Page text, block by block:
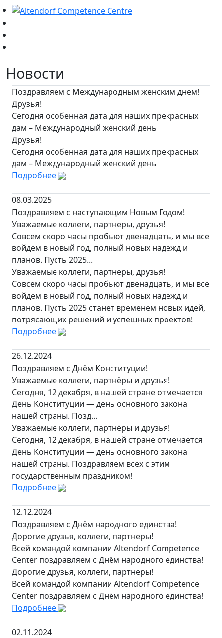
Новости
Поздравляем с Международным женским днем!
Друзья!
Сегодня особенная дата для наших прекрасных
дам – Международный женский день
Друзья!
Сегодня особенная дата для наших прекрасных
дам – Международный женский день
Подробнее
08.03.2025
Поздравляем с наступающим Новым Годом!
Уважаемые коллеги, партнеры, друзья!
Совсем скоро часы пробьют двенадцать, и мы все
войдем в новый год, полный новых надежд и
планов. Пусть 2025...
Уважаемые коллеги, партнеры, друзья!
Совсем скоро часы пробьют двенадцать, и мы все
войдем в новый год, полный новых надежд и
планов. Пусть 2025 станет временем новых идей,
потрясающих решений и успешных проектов!
Подробнее
26.12.2024
Поздравляем с Днём Конституции!
Уважаемые коллеги, партнёры и друзья!
Сегодня, 12 декабря, в нашей стране отмечается
День Конституции — день основного закона
нашей страны. Позд...
Уважаемые коллеги, партнёры и друзья!
Сегодня, 12 декабря, в нашей стране отмечается
День Конституции — день основного закона
нашей страны. Поздравляем всех с этим
государственным праздником!
Подробнее
12.12.2024
Поздравляем с Днём народного единства!
Дорогие друзья, коллеги, партнеры!
Всей командой компании Altendorf Competence
Center поздравляем с Днём народного единства!
Дорогие друзья, коллеги, партнеры!
Всей командой компании Altendorf Competence
Center поздравляем с Днём народного единства!
Подробнее
02.11.2024